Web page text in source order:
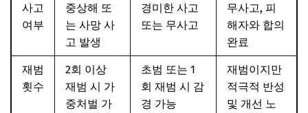
사고
여부
중상해 또
는 사망 사
고 발생
경미한 사고
또는 무사고
무사고, 피
해자와 합의
완료
재범
횟수
2회 이상
재범 시 가
중처벌 가
초범 또는 1
회 재범 시 감
경 가능
재범이지만
적극적 반성
및 개선 노